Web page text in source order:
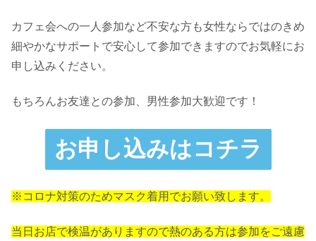
カフェ会への一人参加など不安な方も女性ならではのきめ
細やかなサポートで安心して参加できますのでお気軽にお
申し込みください。
もちろんお友達との参加、男性参加大歓迎です！
お申し込みはコチラ
※コロナ対策のためマスク着用でお願い致します。
当日お店で検温がありますので熱のある方は参加をご遠慮